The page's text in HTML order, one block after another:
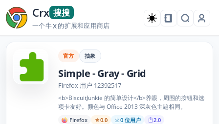
Crx 搜搜
一个牛X的扩展和应用商店
官方 抽象
Simple - Gray - Grid
Firefox 用户 12392517
<b>BiscuitJunkie 的简单设计</b>养眼，周围的按钮和选
项卡友好。颜色与 Office 2013 深灰色主题相同。
Firefox 0.0 0 位用户 2.0